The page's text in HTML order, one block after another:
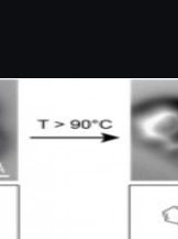
festival
que